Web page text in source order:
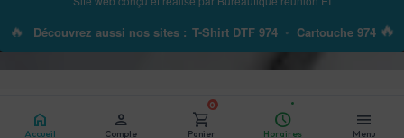
🔥 Découvrez aussi nos sites : T-Shirt DTF 974 • Cartouche 974 🔥
home
Accueil
person
Compte
shopping_cart
0
Panier
schedule
Horaires
menu
Menu